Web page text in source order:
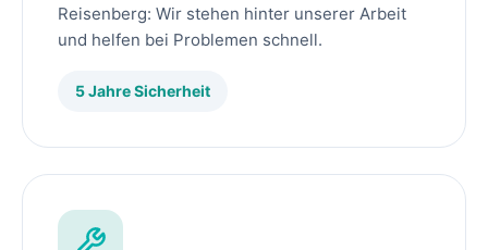
Reisenberg: Wir stehen hinter unserer Arbeit
und helfen bei Problemen schnell.
5 Jahre Sicherheit